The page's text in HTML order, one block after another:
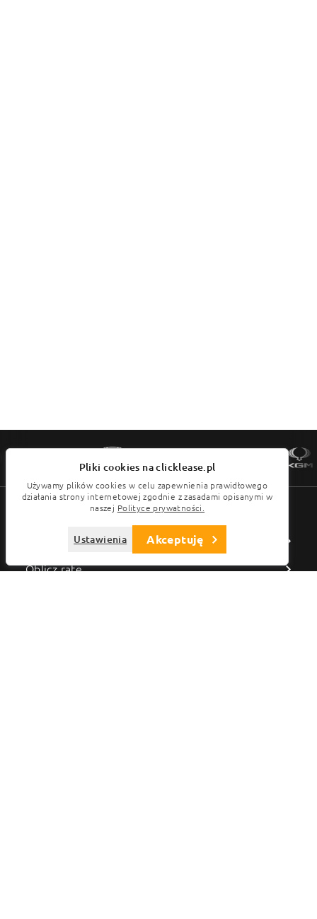
Menu
Wyszukaj pojazd
Oblicz ratę
Pliki cookies na clicklease.pl
Używamy plików cookies w celu zapewnienia prawidłowego
działania strony internetowej zgodnie z zasadami opisanymi w
naszej Polityce prywatności.
Niezbędne, funkcjonalne cookies Zawsze Włączone
Wydajnościowe cookies
Ustawienia Akceptuję